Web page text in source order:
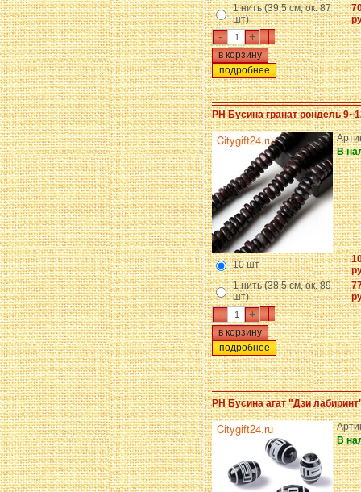
1 нить (39,5 см, ок. 87
шт)
- +
подробнее
PH Бусина гранат рондель
В
10 шт
1 нить (38,5 см, ок. 89
шт)
- +
подробнее
PH Бусина агат "Дзи
В